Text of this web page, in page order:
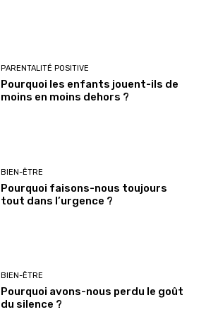
PARENTALITÉ POSITIVE
Pourquoi les enfants jouent-ils de
moins en moins dehors ?
BIEN-ÊTRE
Pourquoi faisons-nous toujours
tout dans l’urgence ?
BIEN-ÊTRE
Pourquoi avons-nous perdu le goût
du silence ?